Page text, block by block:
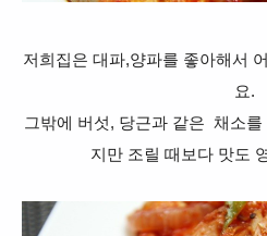
저희집은 대파,양파를 좋아해서
요.
그밖에 버섯, 당근과 같은 채소
지만 조릴 때보다 맛도